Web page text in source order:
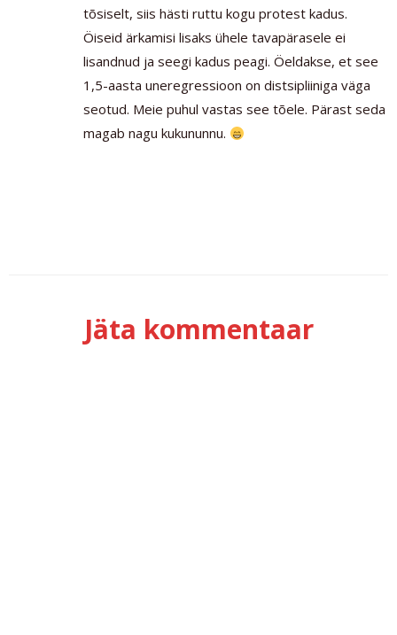
tõsiselt, siis hästi ruttu kogu protest kadus.
Öiseid ärkamisi lisaks ühele tavapärasele ei
lisandnud ja seegi kadus peagi. Öeldakse, et see
1,5-aasta uneregressioon on distsipliiniga väga
seotud. Meie puhul vastas see tõele. Pärast seda
magab nagu kukununnu.
Jäta kommentaar